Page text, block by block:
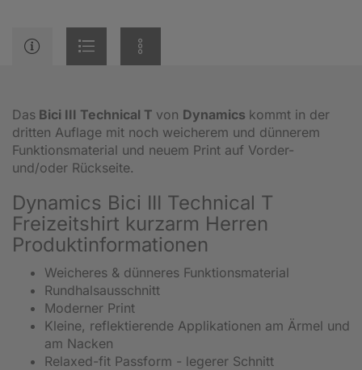
Das Bici III Technical T von Dynamics kommt in der
dritten Auflage mit noch weicherem und dünnerem
Funktionsmaterial und neuem Print auf Vorder-
und/oder Rückseite.
Dynamics Bici III Technical T
Freizeitshirt kurzarm Herren
Produktinformationen
Weicheres & dünneres Funktionsmaterial
Rundhalsausschnitt
Moderner Print
Kleine, reflektierende Applikationen am Ärmel und
am Nacken
Relaxed-fit Passform - legerer Schnitt